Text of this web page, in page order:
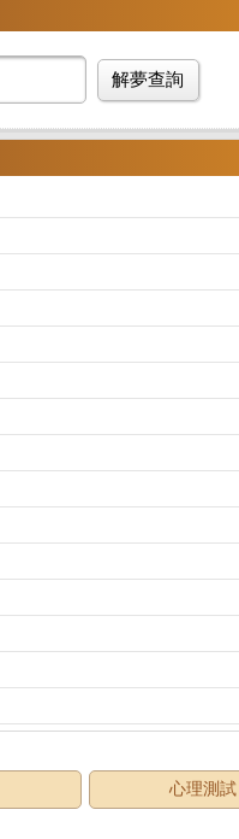
解夢查詢
心理測試